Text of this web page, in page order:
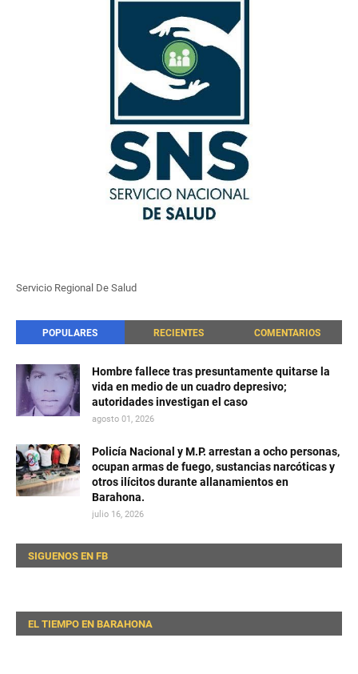
Servicio Regional De Salud
POPULARES RECIENTES COMENTARIOS
Hombre fallece tras presuntamente quitarse la
vida en medio de un cuadro depresivo;
autoridades investigan el caso
agosto 01, 2026
Policía Nacional y M.P. arrestan a ocho personas,
ocupan armas de fuego, sustancias narcóticas y
otros ilícitos durante allanamientos en
Barahona.
julio 16, 2026
SIGUENOS EN FB
EL TIEMPO EN BARAHONA